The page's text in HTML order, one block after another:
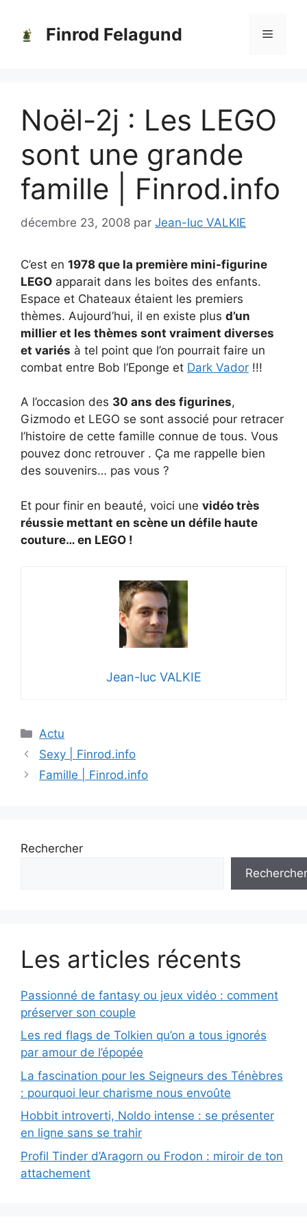
contenu
Finrod Felagund Menu
Noël-2j : Les LEGO
sont une grande
famille | Finrod.info
décembre 23, 2008 par Jean-luc VALKIE
C’est en 1978 que la première mini-figurine
LEGO apparait dans les boites des enfants.
Espace et Chateaux étaient les premiers
thèmes. Aujourd’hui, il en existe plus d’un
millier et les thèmes sont vraiment diverses
et variés à tel point que l’on pourrait faire un
combat entre Bob l’Eponge et Dark Vador !!!
A l’occasion des 30 ans des figurines,
Gizmodo et LEGO se sont associé pour retracer
l’histoire de cette famille connue de tous. Vous
pouvez donc retrouver . Ça me rappelle bien
des souvenirs… pas vous ?
Et pour finir en beauté, voici une vidéo très
réussie mettant en scène un défile haute
couture… en LEGO !
Jean-luc VALKIE
Catégories
Actu
Sexy | Finrod.info
Famille | Finrod.info
Rechercher
Rechercher
Les articles récents
Passionné de fantasy ou jeux vidéo : comment
préserver son couple
Les red flags de Tolkien qu’on a tous ignorés
par amour de l’épopée
La fascination pour les Seigneurs des Ténèbres
: pourquoi leur charisme nous envoûte
Hobbit introverti, Noldo intense : se présenter
en ligne sans se trahir
Profil Tinder d’Aragorn ou Frodon : miroir de ton
attachement